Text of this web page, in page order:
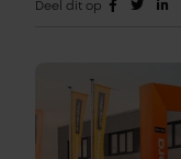
Deel dit op